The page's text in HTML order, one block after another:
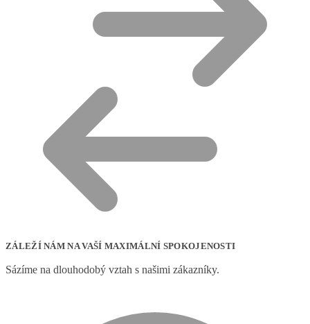
ZÁLEŽÍ NÁM NA VAŠÍ MAXIMÁLNÍ SPOKOJENOSTI
Sázíme na dlouhodobý vztah s našimi zákazníky.